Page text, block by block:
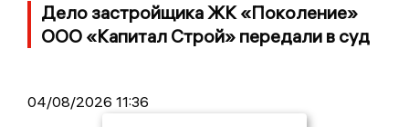
Дело застройщика ЖК «Поколение»
ООО «Капитал Строй» передали в суд
04/08/2026 11:36